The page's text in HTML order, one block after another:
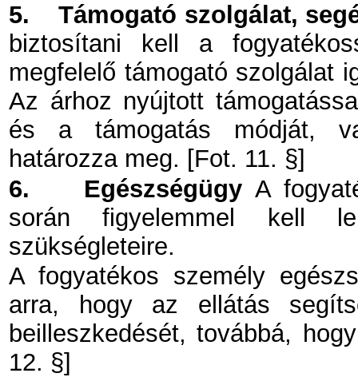
5.
Támogató szolgálat,
biztosítani kell a
megfelelő támogató szolgálat
Az árhoz nyújtott
és a támogatás módját,
határozza meg. [Fot. 11. §]
6.
Egészségügy A
során figyelemmel kell
szükségleteire.
A fogyatékos személy
arra, hogy az ellátás
beilleszkedését, továbbá,
12. §]